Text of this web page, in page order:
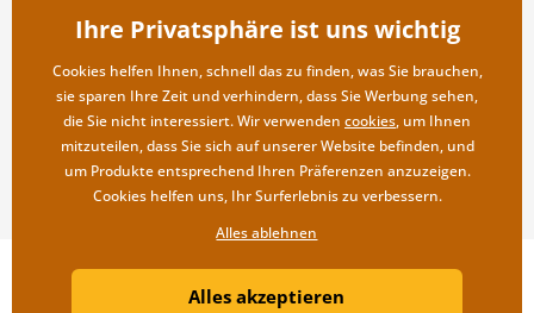
Versand- und
Rücksendung der Ware
Großhandel und
Copyright ©2019 © Dovido.at.
Litvanyi.sk| Online-Shop erstellt von
Ihre Privatsphäre ist uns wichtig
Cookies helfen Ihnen, schnell das zu finden, was Sie brauchen,
sie sparen Ihre Zeit und verhindern, dass Sie Werbung sehen,
die Sie nicht interessiert. Wir verwenden cookies, um Ihnen
mitzuteilen, dass Sie sich auf unserer Website befinden, und
um Produkte entsprechend Ihren Präferenzen anzuzeigen.
Cookies helfen uns, Ihr Surferlebnis zu verbessern.
Alles ablehnen
Alles akzeptieren